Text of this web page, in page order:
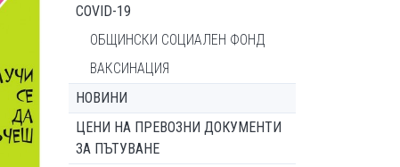
COVID-19
ОБЩИНСКИ СОЦИАЛЕН ФОНД
ВАКСИНАЦИЯ
НОВИНИ
ЦЕНИ НА ПРЕВОЗНИ ДОКУМЕНТИ
ЗА ПЪТУВАНЕ